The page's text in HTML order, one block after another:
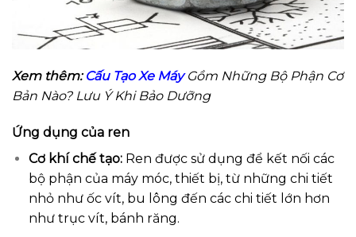
Xem thêm: Cấu Tạo Xe MáyGồm Những Bộ Phận Cơ
Bản Nào? Lưu Ý Khi Bảo Dưỡng
Ứng dụng của ren
Cơ khí chế tạo:Ren được sử dụng để kết nối các
bộ phận của máy móc, thiết bị, từ những chi tiết
nhỏ như ốc vít, bu lông đến các chi tiết lớn hơn
như trục vít, bánh răng.